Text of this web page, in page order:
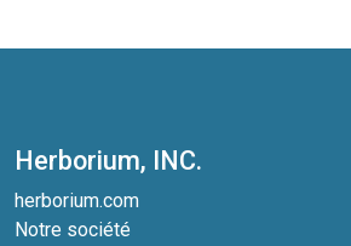
Herborium, INC.
herborium.com
Notre société